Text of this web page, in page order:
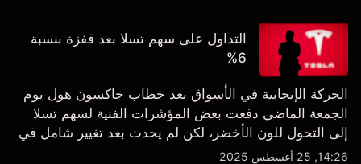
التداول على سهم تسلا بعد قفزة بنسبة
6%
الحركة الإيجابية في الأسواق بعد خطاب جاكسون هول يوم
الجمعة الماضي دفعت بعض المؤشرات الفنية لسهم تسلا
إلى التحول للون الأخضر، لكن لم يحدث بعد تغيير شامل في
النظرة الفنية سواء على الإطار اليومي أو الأسبوعي.
14:26, 25 أغسطس 2025